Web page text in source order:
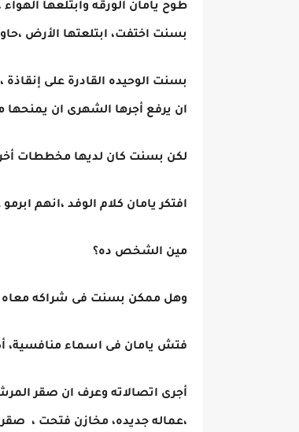
طوح يامان الورقه وابتلعها
بسنت اختفت، ابتلعتها الأرض
بسنت الوحيده القادرة على
ان يرفع أجرها الشهرى ان
لكن بسنت كان لديها مخططات
افتكر يامان كلام الوفد ،انهم
مين الشخص ده؟
وهل ممكن بسنت فى شراكه معاه
فتش يامان فى اسماء منافسية،
أجرى اتصالاته وعرف ان صقر
،عماله جديده، مخازن فتحت ، صقر